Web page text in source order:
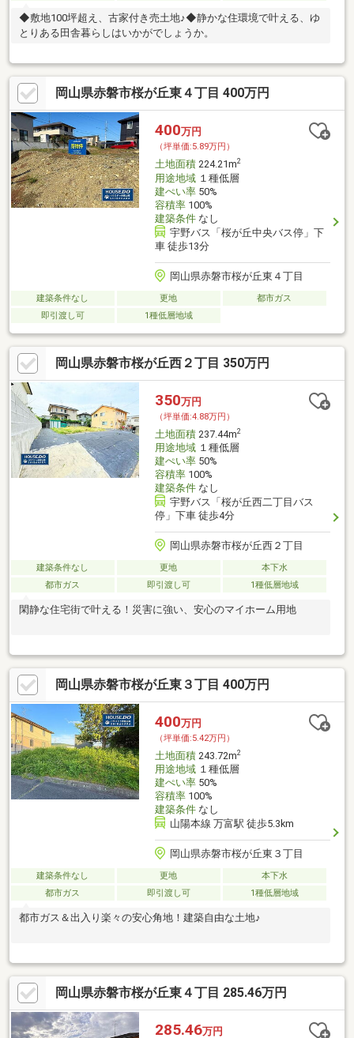
◆敷地100坪超え、古家付き売土地♪◆静かな住環境で叶える、ゆ
とりある田舎暮らしはいかがでしょうか。
岡山県赤磐市桜が丘東４丁目 400万円
400万円
（坪単価:5.89万円）
土地面積224.21m2
用途地域１種低層
建ぺい率50%
容積率100%
建築条件なし
宇野バス「桜が丘中央バス停」下
車 徒歩13分
岡山県赤磐市桜が丘東４丁目
建築条件なし 更地
都市ガス
即引渡し可
1種低層地域
岡山県赤磐市桜が丘西２丁目 350万円
350万円
（坪単価:4.88万円）
土地面積237.44m2
用途地域１種低層
建ぺい率50%
容積率100%
建築条件なし
宇野バス「桜が丘西二丁目バス
停」下車 徒歩4分
岡山県赤磐市桜が丘西２丁目
建築条件なし 更地
本下水
都市ガス
即引渡し可 1種低層地域
閑静な住宅街で叶える！災害に強い、安心のマイホーム用地
岡山県赤磐市桜が丘東３丁目 400万円
400万円
（坪単価:5.42万円）
土地面積243.72m2
用途地域１種低層
建ぺい率50%
容積率100%
建築条件なし
山陽本線 万富駅 徒歩5.3km
岡山県赤磐市桜が丘東３丁目
建築条件なし 更地
本下水
都市ガス
即引渡し可 1種低層地域
都市ガス＆出入り楽々の安心角地！建築自由な土地♪
岡山県赤磐市桜が丘東４丁目 285.46万円
285.46万円